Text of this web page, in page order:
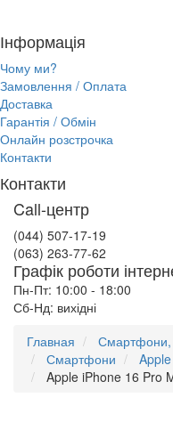
Інформація
Чому ми?
Замовлення / Оплата
Доставка
Гарантія / Обмін
Онлайн розстрочка
Контакти
Контакти
Call-центр
(044) 507-17-19
(063) 263-77-62
Графік роботи
Пн-Пт: 10:00 - 18:00
Сб-Нд: вихідні
Главная
Смартфони,
Смартфони
Apple
Apple iPhone 16 Pro